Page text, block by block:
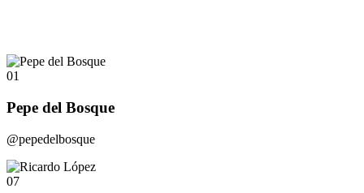
01
Pepe del Bosque
@pepedelbosque
07